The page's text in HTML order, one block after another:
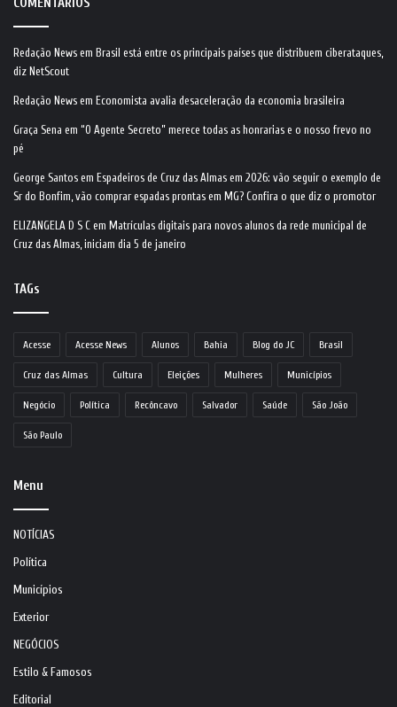
COMENTÁRIOS
Redação News em Brasil está entre os principais países que distribuem ciberataques,
diz NetScout
Redação News em Economista avalia desaceleração da economia brasileira
Graça Sena em “O Agente Secreto” merece todas as honrarias e o nosso frevo no
pé
George Santos em Espadeiros de Cruz das Almas em 2026: vão seguir o exemplo de
Sr do Bonfim, vão comprar espadas prontas em MG? Confira o que diz o promotor
ELIZANGELA D S C em Matrículas digitais para novos alunos da rede municipal de
Cruz das Almas, iniciam dia 5 de janeiro
TAGs
Acesse Acesse News Alunos Bahia Blog do JC Brasil
Cruz das Almas Cultura Eleições Mulheres Municípios
Negócio Política Recôncavo Salvador Saúde São João
São Paulo
Menu
NOTÍCIAS
Política
Municípios
Exterior
NEGÓCIOS
Estilo & Famosos
Editorial